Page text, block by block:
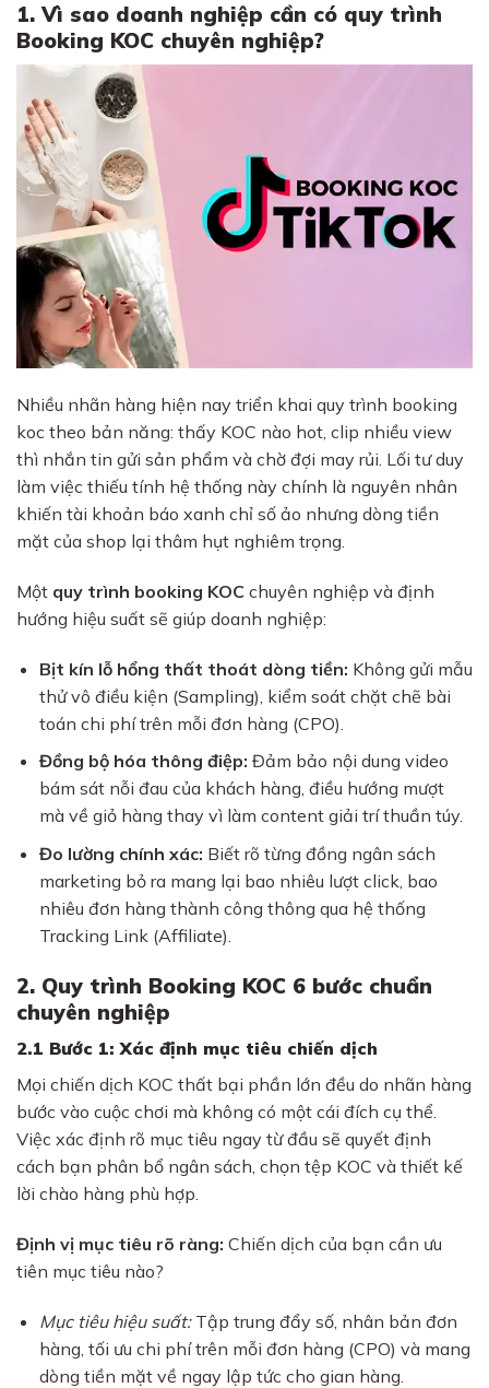
1. Vì sao doanh nghiệp cần có quy trình
Booking KOC chuyên nghiệp?
Nhiều nhãn hàng hiện nay triển khai quy trình booking
koc theo bản năng: thấy KOC nào hot, clip nhiều view
thì nhắn tin gửi sản phẩm và chờ đợi may rủi. Lối tư duy
làm việc thiếu tính hệ thống này chính là nguyên nhân
khiến tài khoản báo xanh chỉ số ảo nhưng dòng tiền
mặt của shop lại thâm hụt nghiêm trọng.
Một quy trình booking KOC chuyên nghiệp và định
hướng hiệu suất sẽ giúp doanh nghiệp:
Bịt kín lỗ hổng thất thoát dòng tiền: Không gửi mẫu
thử vô điều kiện (Sampling), kiểm soát chặt chẽ bài
toán chi phí trên mỗi đơn hàng (CPO).
Đồng bộ hóa thông điệp: Đảm bảo nội dung video
bám sát nỗi đau của khách hàng, điều hướng mượt
mà về giỏ hàng thay vì làm content giải trí thuần túy.
Đo lường chính xác: Biết rõ từng đồng ngân sách
marketing bỏ ra mang lại bao nhiêu lượt click, bao
nhiêu đơn hàng thành công thông qua hệ thống
Tracking Link (Affiliate).
2. Quy trình Booking KOC 6 bước chuẩn
chuyên nghiệp
2.1 Bước 1: Xác định mục tiêu chiến dịch
Mọi chiến dịch KOC thất bại phần lớn đều do nhãn hàng
bước vào cuộc chơi mà không có một cái đích cụ thể.
Việc xác định rõ mục tiêu ngay từ đầu sẽ quyết định
cách bạn phân bổ ngân sách, chọn tệp KOC và thiết kế
lời chào hàng phù hợp.
Định vị mục tiêu rõ ràng: Chiến dịch của bạn cần ưu
tiên mục tiêu nào?
Mục tiêu hiệu suất:Tập trung đẩy số, nhân bản đơn
hàng, tối ưu chi phí trên mỗi đơn hàng (CPO) và mang
dòng tiền mặt về ngay lập tức cho gian hàng.